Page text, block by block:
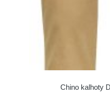
Chino kalhoty